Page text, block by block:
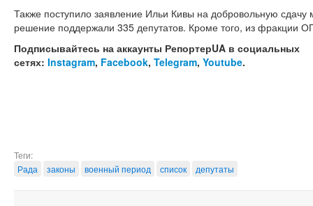
Также поступило заявление Ильи Кивы на добровольную сдачу
решение поддержали 335 депутатов. Кроме того, из фракции
Подписывайтесь на аккаунты РепортерUA в социальных
сетях: Instagram, Facebook, Telegram, Youtube.
Теги:
Рада
законы военный период список депутаты